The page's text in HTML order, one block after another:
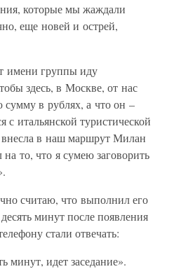
которые мы жаждали
еще новей и острей,
имени группы иду
здесь, в Москве, от нас
в рублях, а что он –
с итальянской туристической
в наш маршрут Милан
то, что я сумею заговорить
считаю, что выполнил его
минут после появления
стали отвечать:
минут, идет заседание».